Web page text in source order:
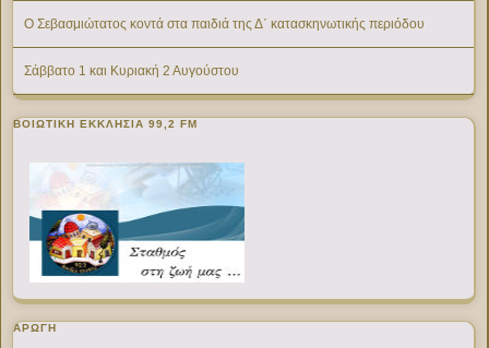
Ο Σεβασμιώτατος κοντά στα παιδιά της Δ΄ κατασκηνωτικής περιόδου
Σάββατο 1 και Κυριακή 2 Αυγούστου
ΒΟΙΩΤΙΚΉ ΕΚΚΛΗΣΊΑ 99,2 FM
ΑΡΩΓΗ